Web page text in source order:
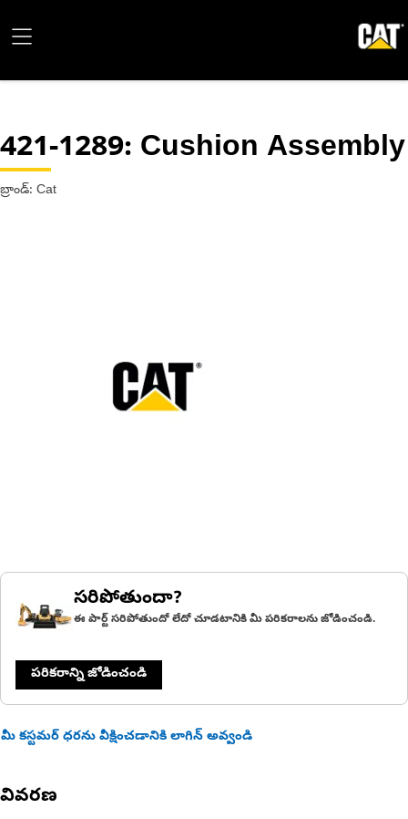
421-1289: Cushion Assembly
బ్రాండ్: Cat
సరిపోతుందా?
ఈ పార్ట్ సరిపోతుందో లేదో చూడటానికి మీ పరికరాలను జోడించండి.
పరికరాన్ని జోడించండి
మీ కస్టమర్ ధరను వీక్షించడానికి లాగిన్ అవ్వండి
వివరణ